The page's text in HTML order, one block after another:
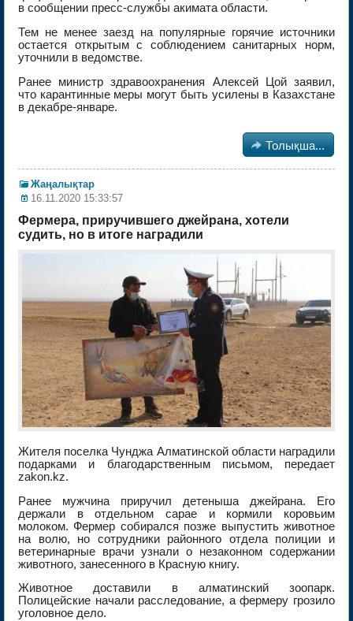
в сообщении пресс-службы акимата области.
Тем не менее заезд на популярные горячие источники
остается открытым с соблюдением санитарных норм,
уточнили в ведомстве.
Ранее министр здравоохранения Алексей Цой заявил,
что карантинные меры могут быть усилены в Казахстане
в декабре-январе.
 Толықша...
Жаңалықтар
16.11.2020 15:33:57
Фермера, приручившего джейрана, хотели
судить, но в итоге наградили
Жителя поселка Чунджа Алматинской области наградили
подарками и благодарственным письмом, передает
zakon.kz.
Ранее мужчина приручил детеныша джейрана. Его
держали в отдельном сарае и кормили коровьим
молоком. Фермер собирался позже выпустить животное
на волю, но сотрудники районного отдела полиции и
ветеринарные врачи узнали о незаконном содержании
животного, занесенного в Красную книгу.
Животное доставили в алматинский зоопарк.
Полицейские начали расследование, а фермеру грозило
уголовное дело.